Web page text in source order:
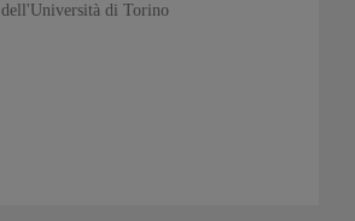
dell'Università di Torino